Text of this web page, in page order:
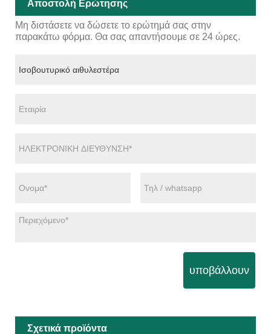
Αποστολή Ερώτησης
Μη διστάσετε να δώσετε το ερώτημά σας στην
παρακάτω φόρμα. Θα σας απαντήσουμε σε 24 ώρες.
υποβάλλουν
Σχετικά προϊόντα